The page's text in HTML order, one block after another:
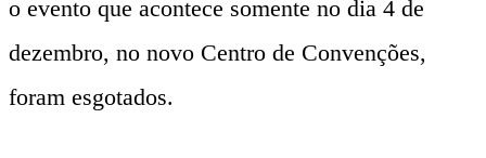
o evento que acontece somente no dia 4 de
dezembro, no novo Centro de Convenções,
foram esgotados.